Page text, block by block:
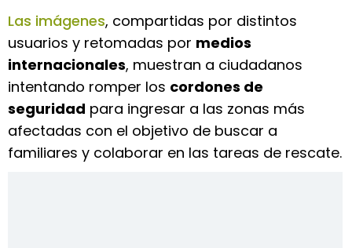
Las imágenes, compartidas por distintos
usuarios y retomadas por medios
internacionales, muestran a ciudadanos
intentando romper los cordones de
seguridad para ingresar a las zonas más
afectadas con el objetivo de buscar a
familiares y colaborar en las tareas de rescate.